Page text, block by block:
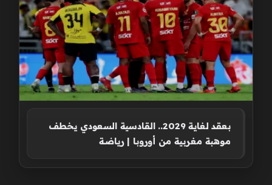
بعقد لغاية 2029.. القادسية السعودي يخطف
موهبة مغربية من أوروبا | رياضة